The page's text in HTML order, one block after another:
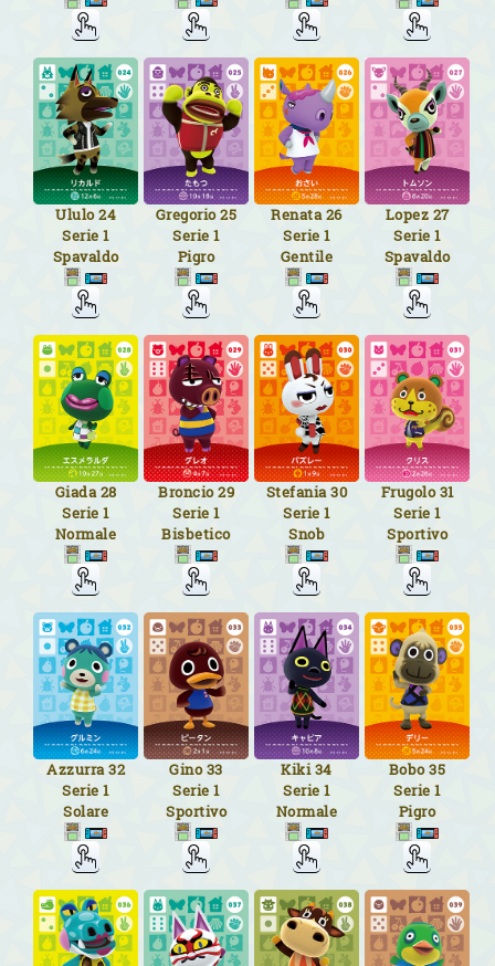
Ululo24
Serie 1
Spavaldo
Gregorio25
Serie 1
Pigro
Renata 26
Serie 1
Gentile
Lopez 27
Serie 1
Spavaldo
Giada 28
Serie 1
Normale
Broncio29
Serie 1
Bisbetico
Stefania30
Serie 1
Snob
Frugolo 31
Serie 1
Sportivo
Azzurra32
Serie 1
Solare
Gino 33
Serie 1
Sportivo
Kiki 34
Serie 1
Normale
Bobo35
Serie 1
Pigro